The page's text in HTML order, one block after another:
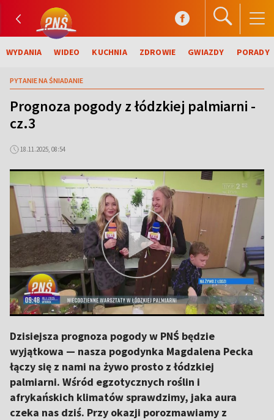
WYDANIA WIDEO KUCHNIA ZDROWIE GWIAZDY PORADY
PYTANIE NA ŚNIADANIE
Prognoza pogody z łódzkiej palmiarni -
cz.3
18.11.2025, 08:54
Dzisiejsza prognoza pogody w PNŚ będzie
wyjątkowa — nasza pogodynka Magdalena Pecka
łączy się z nami na żywo prosto z łódzkiej
palmiarni. Wśród egzotycznych roślin i
afrykańskich klimatów sprawdzimy, jaka aura
czeka nas dziś. Przy okazji porozmawiamy z